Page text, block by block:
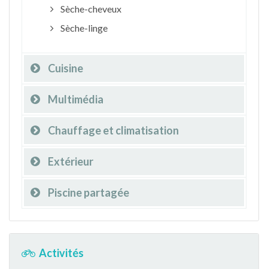
Sèche-cheveux
Sèche-linge
Cuisine
Multimédia
Chauffage et climatisation
Extérieur
Piscine partagée
Activités